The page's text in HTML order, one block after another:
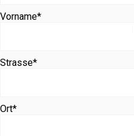
Vorname*
Strasse*
Ort*